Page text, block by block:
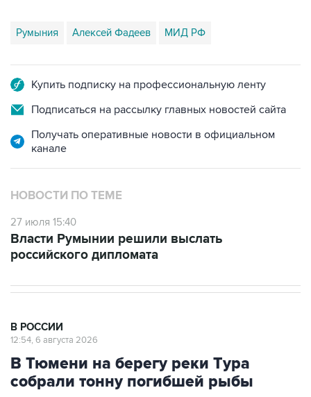
Румыния Алексей Фадеев МИД РФ
Купить подписку на профессиональную ленту
Подписаться на рассылку главных новостей сайта
Получать оперативные новости в официальном
канале
НОВОСТИ ПО ТЕМЕ
27 июля 15:40
Власти Румынии решили выслать
российского дипломата
В РОССИИ
12:54, 6 августа 2026
В Тюмени на берегу реки Тура
собрали тонну погибшей рыбы